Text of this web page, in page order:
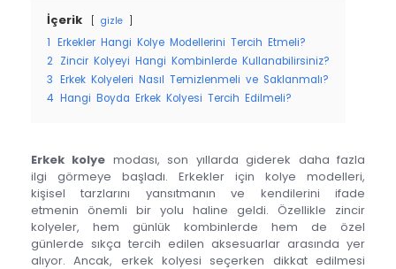
İçerik gizle
1 Erkekler Hangi Kolye Modellerini Tercih Etmeli?
2 Zincir Kolyeyi Hangi Kombinlerde Kullanabilirsiniz?
3 Erkek Kolyeleri Nasıl Temizlenmeli ve Saklanmalı?
4 Hangi Boyda Erkek Kolyesi Tercih Edilmeli?
Erkek kolye modası, son yıllarda giderek daha fazla
ilgi görmeye başladı. Erkekler için kolye modelleri,
kişisel tarzlarını yansıtmanın ve kendilerini ifade
etmenin önemli bir yolu haline geldi. Özellikle zincir
kolyeler, hem günlük kombinlerde hem de özel
günlerde sıkça tercih edilen aksesuarlar arasında yer
alıyor. Ancak, erkek kolyesi seçerken dikkat edilmesi